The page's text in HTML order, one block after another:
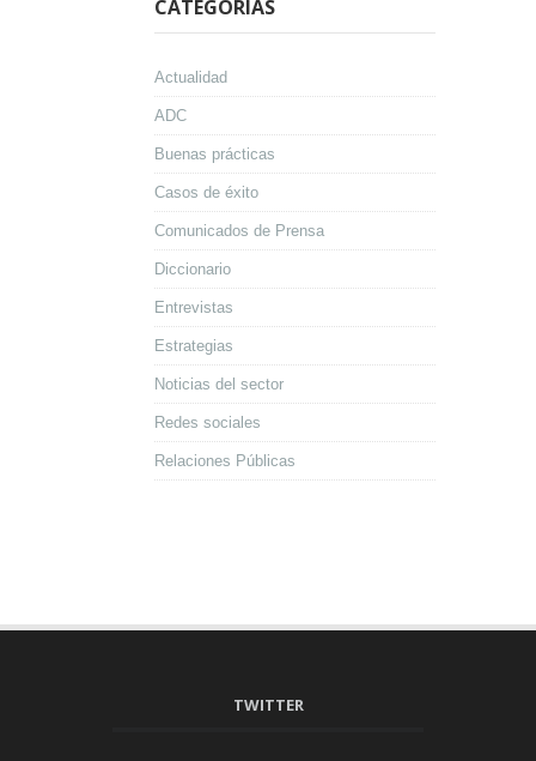
CATEGORÍAS
Actualidad
ADC
Buenas prácticas
Casos de éxito
Comunicados de Prensa
Diccionario
Entrevistas
Estrategias
Noticias del sector
Redes sociales
Relaciones Públicas
TWITTER